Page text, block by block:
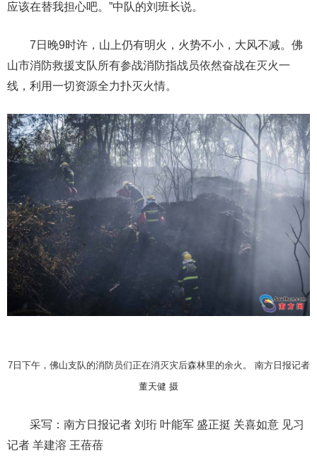
应该在替我担心吧。”中队的刘班长说。
7日晚9时许，山上仍有明火，火势不小，大风不减。佛
山市消防救援支队所有参战消防指战员依然奋战在灭火一
线，利用一切资源全力扑灭火情。
7日下午，佛山支队的消防员们正在消灭灾后森林里的余火。 南方日报记者
董天健 摄
采写：南方日报记者 刘珩 叶能军 盛正挺 关喜如意 见习
记者 羊建溶 王蓓蓓